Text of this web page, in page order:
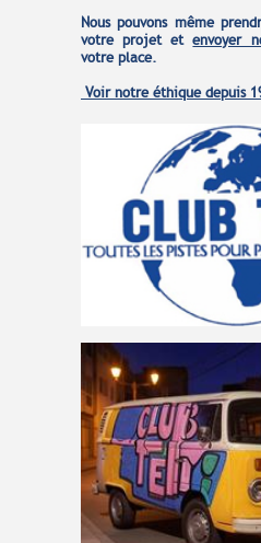
Nous pouvons même
votre projet etenvoyer
votre place.
Voir notre éthique depuis